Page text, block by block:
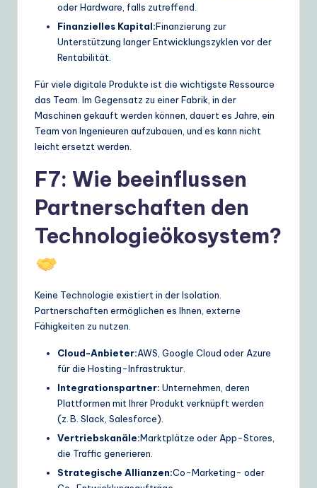
oder Hardware, falls zutreffend.
Finanzielles Kapital:Finanzierung zur
Unterstützung langer Entwicklungszyklen vor der
Rentabilität.
Für viele digitale Produkte ist die wichtigste Ressource
das Team. Im Gegensatz zu einer Fabrik, in der
Maschinen gekauft werden können, dauert es Jahre, ein
Team von Ingenieuren aufzubauen, und es kann nicht
leicht ersetzt werden.
F7: Wie beeinflussen
Partnerschaften den
Technologieökosystem?
Keine Technologie existiert in der Isolation.
Partnerschaften ermöglichen es Ihnen, externe
Fähigkeiten zu nutzen.
Cloud-Anbieter:AWS, Google Cloud oder Azure
für die Hosting-Infrastruktur.
Integrationspartner: Unternehmen, deren
Plattformen mit Ihrer Produkt verknüpft werden
(z. B. Slack, Salesforce).
Vertriebskanäle:Marktplätze oder App-Stores,
die Traffic generieren.
Strategische Allianzen:Co-Marketing- oder